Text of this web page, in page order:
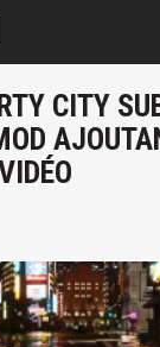
CITY